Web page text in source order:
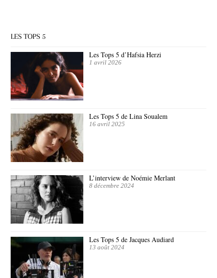
LES TOPS 5
Les Tops 5 d’Hafsia Herzi
1 avril 2026
Les Tops 5 de Lina Soualem
16 avril 2025
L’interview de Noémie Merlant
8 décembre 2024
Les Tops 5 de Jacques Audiard
13 août 2024